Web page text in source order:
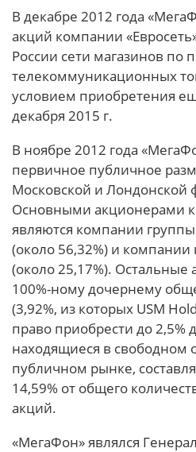
В декабре 2012 года
акций компании
России сети магазинов по
телекоммуникационных
условием приобретения
декабря 2015 г.
В ноябре 2012 года
первичное публичное
Московской и Лондонской
Основными акционерами
являются компании
(около 56,32%) и компании
(около 25,17%).
100%-ному дочернему
(3,92%, из которых USM
право приобрести до 2,5%
находящиеся в свободном
публичном рынке,
14,59% от общего
акций.
«МегаФон» являлся